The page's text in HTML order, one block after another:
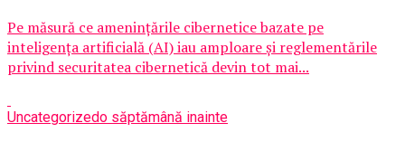
Pe măsură ce amenințările cibernetice bazate pe
inteligența artificială (AI) iau amploare și reglementările
privind securitatea cibernetică devin tot mai...
Uncategorizedo săptămână inainte